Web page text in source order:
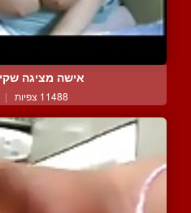
אישה מציגה
11488 צפיות |